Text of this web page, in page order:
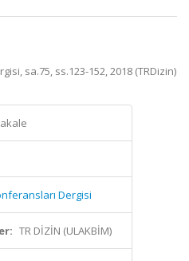
sa.75, ss.123-152, 2018 (TRDizin)
Dergisi
TR DİZİN (ULAKBİM)